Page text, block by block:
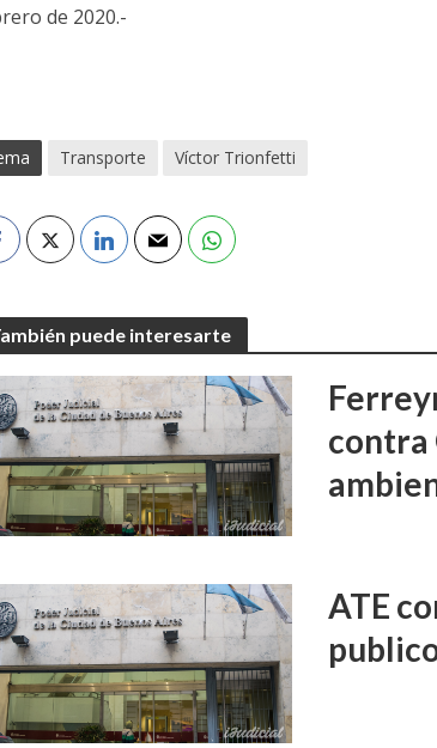
de 2020.-
Transporte Víctor Trionfetti
puede interesarte
contra
ATE